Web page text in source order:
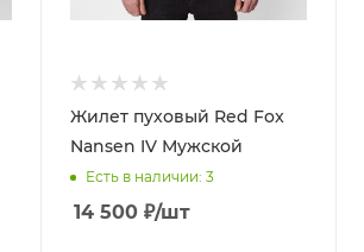
Жилет пуховый Red Fox
Nansen IV Мужской
Есть в наличии: 3
14 500₽/шт